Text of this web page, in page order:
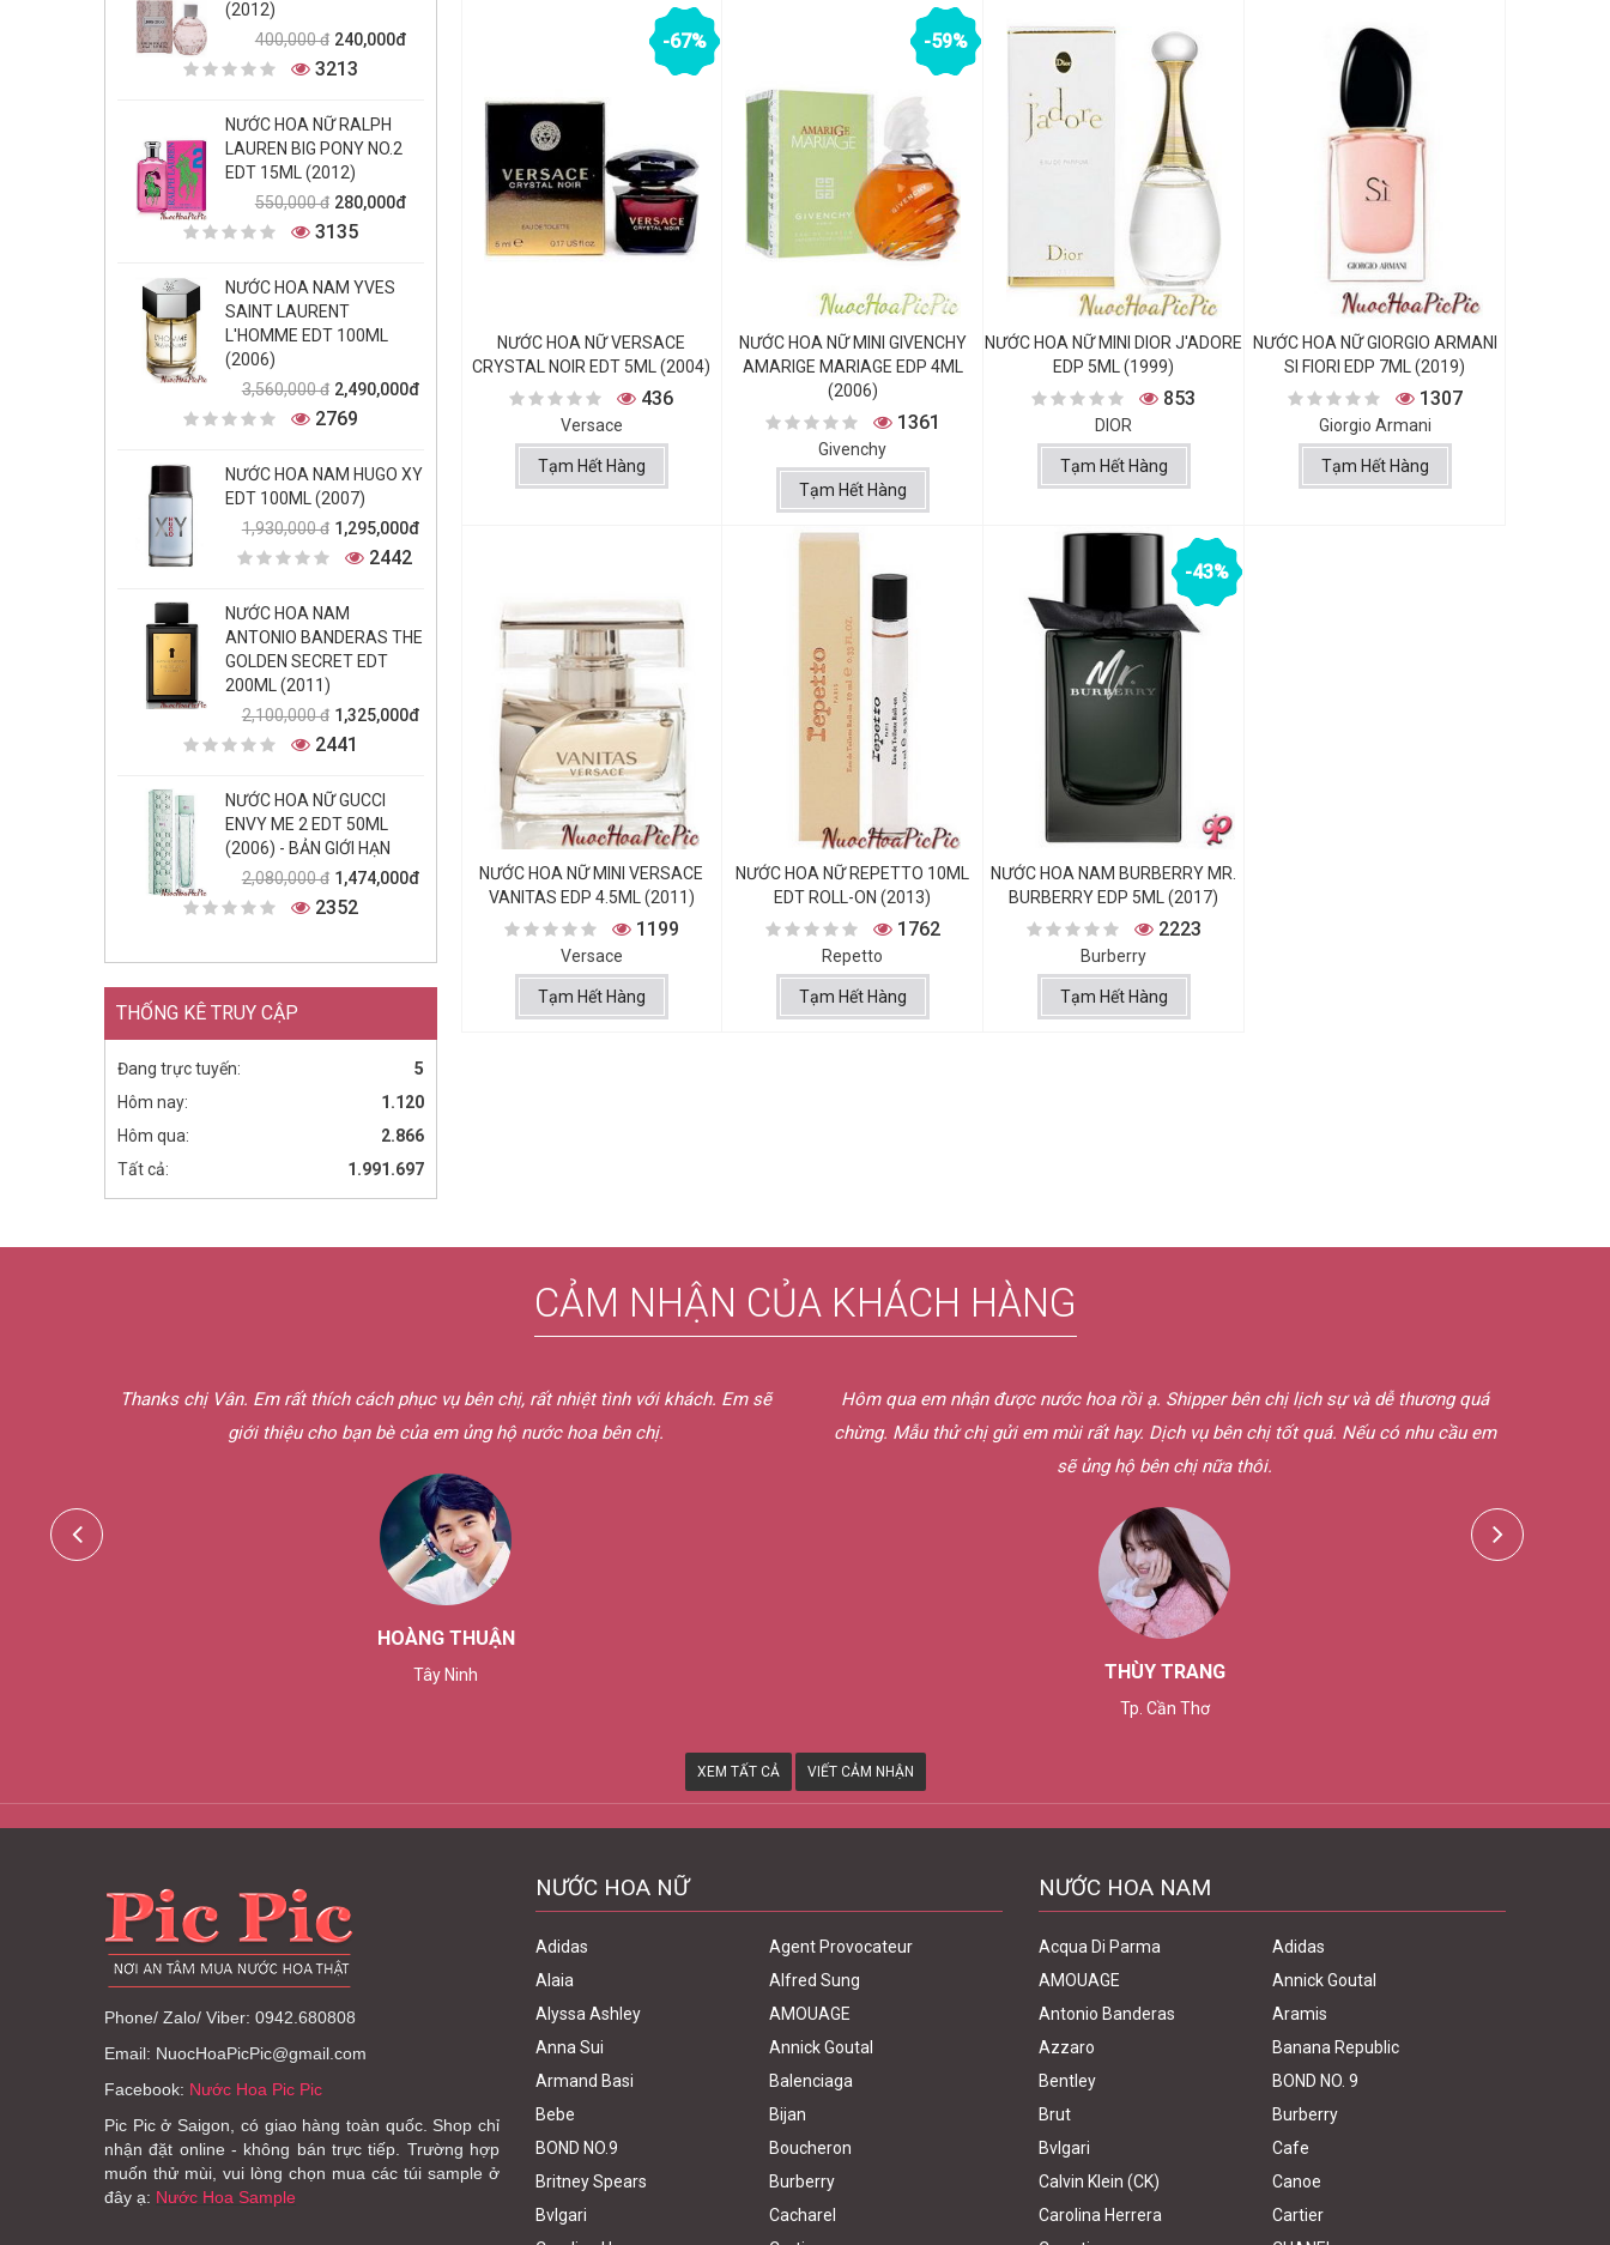
(2012)
400,000 đ 240,000đ
3213
NƯỚC HOA NỮ RALPH
LAUREN BIG PONY NO.2
EDT 15ML (2012)
550,000 đ 280,000đ
3135
NƯỚC HOA NAM YVES
SAINT LAURENT
L'HOMME EDT 100ML
(2006)
3,560,000 đ 2,490,000đ
2769
NƯỚC HOA NAM HUGO XY
EDT 100ML (2007)
1,930,000 đ 1,295,000đ
2442
NƯỚC HOA NAM
ANTONIO BANDERAS THE
GOLDEN SECRET EDT
200ML (2011)
2,100,000 đ 1,325,000đ
2441
NƯỚC HOA NỮ GUCCI
ENVY ME 2 EDT 50ML
(2006) - BẢN GIỚI HẠN
2,080,000 đ 1,474,000đ
2352
THỐNG KÊ TRUY CẬP
Đang trực tuyến:
5
Hôm nay:
1.120
Hôm qua:
2.866
Tất cả:
1.991.697
-67%
NƯỚC HOA NỮ VERSACE
CRYSTAL NOIR EDT 5ML (2004)
436
Versace
Tạm Hết Hàng
-59%
NƯỚC HOA NỮ MINI GIVENCHY
AMARIGE MARIAGE EDP 4ML
(2006)
1361
Givenchy
Tạm Hết Hàng
NƯỚC HOA NỮ MINI DIOR J'ADORE
EDP 5ML (1999)
853
DIOR
Tạm Hết Hàng
NƯỚC HOA NỮ GIORGIO ARMANI
SI FIORI EDP 7ML (2019)
1307
Giorgio Armani
Tạm Hết Hàng
NƯỚC HOA NỮ MINI VERSACE
VANITAS EDP 4.5ML (2011)
1199
Versace
Tạm Hết Hàng
NƯỚC HOA NỮ REPETTO 10ML
EDT ROLL-ON (2013)
1762
Repetto
Tạm Hết Hàng
-43%
NƯỚC HOA NAM BURBERRY MR.
BURBERRY EDP 5ML (2017)
2223
Burberry
Tạm Hết Hàng
CẢM NHẬN CỦA KHÁCH HÀNG
Thanks chị Vân. Em rất thích cách phục vụ bên chị, rất nhiệt tình với khách. Em sẽ
giới thiệu cho bạn bè của em ủng hộ nước hoa bên chị.
HOÀNG THUẬN
Tây Ninh
Hôm qua em nhận được nước hoa rồi ạ. Shipper bên chị lịch sự và dễ thương quá
chừng. Mẫu thử chị gửi em mùi rất hay. Dịch vụ bên chị tốt quá. Nếu có nhu cầu em
sẽ ủng hộ bên chị nữa thôi.
THÙY TRANG
Tp. Cần Thơ
XEM TẤT CẢ VIẾT CẢM NHẬN
Phone/ Zalo/ Viber: 0942.680808
Email: NuocHoaPicPic@gmail.com
Facebook: Nước Hoa Pic Pic
Pic Pic ở Saigon, có giao hàng toàn quốc. Shop chỉ
nhận đặt online - không bán trực tiếp. Trường hợp
muốn thử mùi, vui lòng chọn mua các túi sample ở
đây ạ: Nước Hoa Sample
NƯỚC HOA NỮ
Adidas
Agent Provocateur
Alaia
Alfred Sung
Alyssa Ashley
AMOUAGE
Anna Sui
Annick Goutal
Armand Basi
Balenciaga
Bebe
Bijan
BOND NO.9
Boucheron
Britney Spears
Burberry
Bvlgari
Cacharel
NƯỚC HOA NAM
Acqua Di Parma
Adidas
AMOUAGE
Annick Goutal
Antonio Banderas
Aramis
Azzaro
Banana Republic
Bentley
BOND NO. 9
Brut
Burberry
Bvlgari
Cafe
Calvin Klein (CK)
Canoe
Carolina Herrera
Cartier